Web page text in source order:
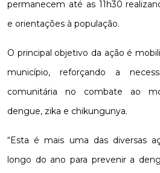
permanecem até as 11h30
e orientações à população.
O principal objetivo da ação é
município, reforçando a
comunitária no combate ao
dengue, zika e chikungunya.
“Esta é mais uma das diversas
longo do ano para prevenir a